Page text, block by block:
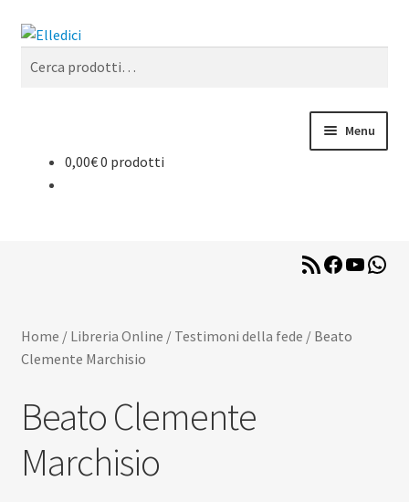
Vai
navigazione
Vai
contenuto
Cerca
Menu
Libreria Online
Riviste
Scuola
Contatti
0,00€0 prodotti
RSS Facebook
Home / Libreria Online / Testimoni della fede / Beato
Clemente Marchisio
Beato Clemente
Marchisio